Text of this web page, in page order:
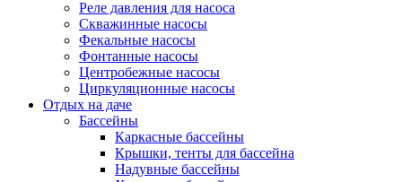
Реле давления для насоса
Скважинные насосы
Фекальные насосы
Фонтанные насосы
Центробежные насосы
Циркуляционные насосы
Отдых на даче
Бассейны
Каркасные бассейны
Крышки, тенты для бассейна
Надувные бассейны